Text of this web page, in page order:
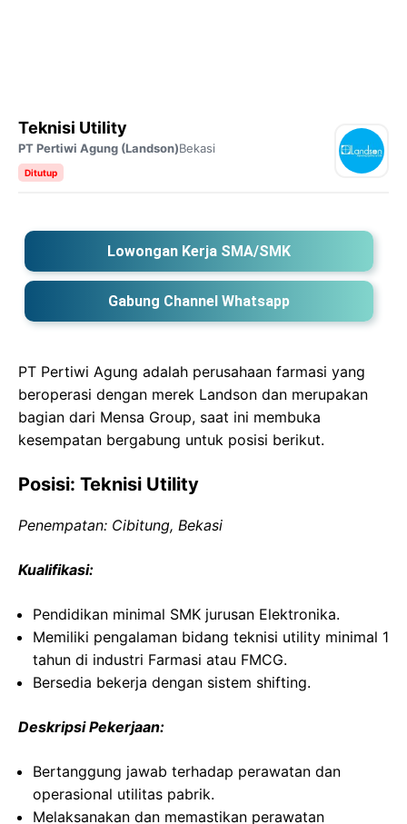
Teknisi Utility
PT Pertiwi Agung (Landson)Bekasi
Ditutup
Lowongan Kerja SMA/SMK
Gabung Channel Whatsapp
PT Pertiwi Agung adalah perusahaan farmasi yang
beroperasi dengan merek Landson dan merupakan
bagian dari Mensa Group, saat ini membuka
kesempatan bergabung untuk posisi berikut.
Posisi: Teknisi Utility
Penempatan: Cibitung, Bekasi
Kualifikasi:
Pendidikan minimal SMK jurusan Elektronika.
Memiliki pengalaman bidang teknisi utility minimal 1
tahun di industri Farmasi atau FMCG.
Bersedia bekerja dengan sistem shifting.
Deskripsi Pekerjaan:
Bertanggung jawab terhadap perawatan dan
operasional utilitas pabrik.
Melaksanakan dan memastikan perawatan